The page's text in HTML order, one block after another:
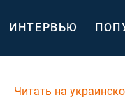
ИНТЕРВЬЮ
Читать на